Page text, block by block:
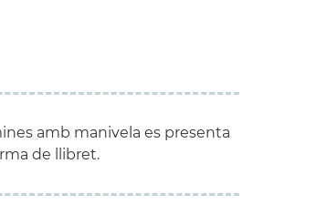
amb manivela es presenta
de llibret.